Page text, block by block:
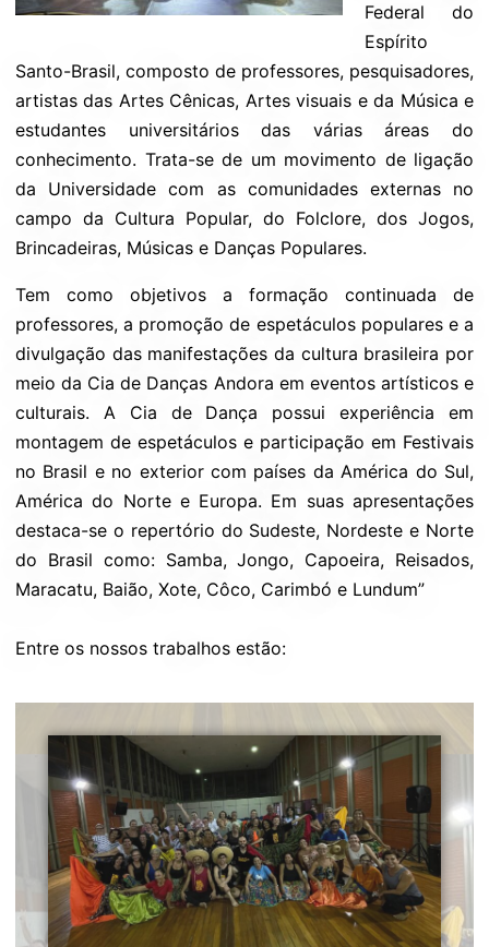
Federal do
Espírito
Santo-Brasil, composto de professores, pesquisadores,
artistas das Artes Cênicas, Artes visuais e da Música e
estudantes universitários das várias áreas do
conhecimento. Trata-se de um movimento de ligação
da Universidade com as comunidades externas no
campo da Cultura Popular, do Folclore, dos Jogos,
Brincadeiras, Músicas e Danças Populares.
Tem como objetivos a formação continuada de
professores, a promoção de espetáculos populares e a
divulgação das manifestações da cultura brasileira por
meio da Cia de Danças Andora em eventos artísticos e
culturais. A Cia de Dança possui experiência em
montagem de espetáculos e participação em Festivais
no Brasil e no exterior com países da América do Sul,
América do Norte e Europa. Em suas apresentações
destaca-se o repertório do Sudeste, Nordeste e Norte
do Brasil como: Samba, Jongo, Capoeira, Reisados,
Maracatu, Baião, Xote, Côco, Carimbó e Lundum”
Entre os nossos trabalhos estão: